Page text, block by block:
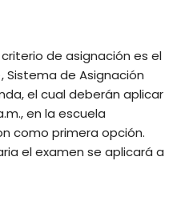
de asignación es el
Sistema de Asignación
el cual deberán aplicar
en la escuela
como primera opción.
el examen se aplicará a